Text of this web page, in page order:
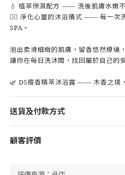
💧 植萃保濕配方 —— 洗後肌膚水嫩
🧘‍♀️ 淨化心靈的沐浴儀式 —— 每一次
SPA。
泡出柔滑細緻的肌膚，留香悠然繚繞
讓你在每日洗沐間，找回屬於自己的
🌿 DS檀香精萃沐浴露 —— 木香之境
送貨及付款方式
顧客評價